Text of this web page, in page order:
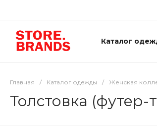
Каталог
Главная / Каталог одежды / Женская
Толстовка (футер-